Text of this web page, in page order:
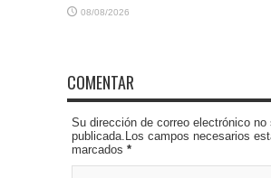
08/08/2026
COMENTAR
Su dirección de correo electrónico no
publicada.Los campos necesarios
marcados *